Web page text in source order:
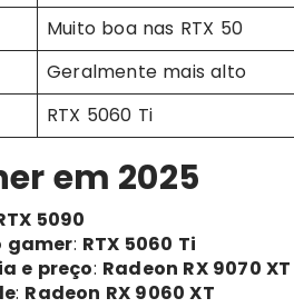
Muito boa nas RTX 50
Geralmente mais alto
RTX 5060 Ti
em 2025
5090
gamer: RTX 5060 Ti
e preço: Radeon RX 9070 XT
: Radeon RX 9060 XT